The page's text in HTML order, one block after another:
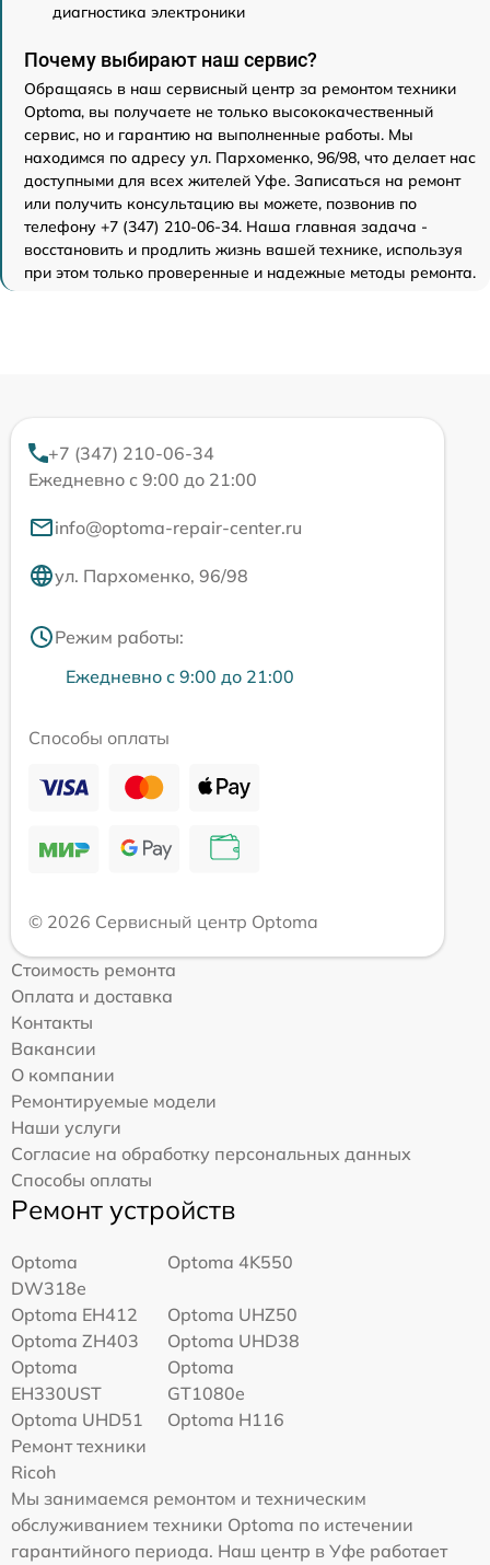
диагностика электроники
Почему выбирают наш сервис?
Обращаясь в наш сервисный центр за ремонтом техники
Optoma, вы получаете не только высококачественный
сервис, но и гарантию на выполненные работы. Мы
находимся по адресу ул. Пархоменко, 96/98, что делает нас
доступными для всех жителей Уфе. Записаться на ремонт
или получить консультацию вы можете, позвонив по
телефону +7 (347) 210-06-34. Наша главная задача -
восстановить и продлить жизнь вашей технике, используя
при этом только проверенные и надежные методы ремонта.
+7 (347) 210-06-34
Ежедневно с 9:00 до 21:00
info@optoma-repair-center.ru
ул. Пархоменко, 96/98
Режим работы:
Ежедневно с 9:00 до 21:00
Способы оплаты
© 2026 Сервисный центр Optoma
Стоимость ремонта
Оплата и доставка
Контакты
Вакансии
О компании
Ремонтируемые модели
Наши услуги
Согласие на обработку персональных данных
Способы оплаты
Ремонт устройств
Optoma
DW318e
Optoma 4K550
Optoma EH412
Optoma UHZ50
Optoma ZH403
Optoma UHD38
Optoma
EH330UST
Optoma
GT1080e
Optoma UHD51
Optoma H116
Ремонт техники
Ricoh
Мы занимаемся ремонтом и техническим
обслуживанием техники Optoma по истечении
гарантийного периода. Наш центр в Уфе работает